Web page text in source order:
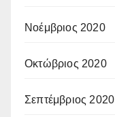
Νοέμβριος 2020
Οκτώβριος 2020
Σεπτέμβριος 2020